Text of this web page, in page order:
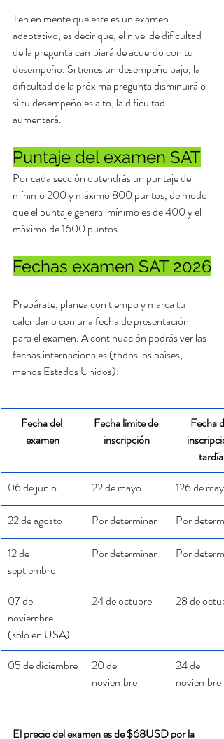
Ten en mente que este es un examen
adaptativo, es decir que, el nivel de dificultad
de la pregunta cambiará de acuerdo con tu
desempeño. Si tienes un desempeño bajo, la
dificultad de la próxima pregunta disminuirá o
si tu desempeño es alto, la dificultad
aumentará.
Puntaje del examen SAT
Por cada sección obtendrás un puntaje de
mínimo 200 y máximo 800 puntos, de modo
que el puntaje general mínimo es de 400 y el
máximo de 1600 puntos.
Fechas examen SAT 2026
Prepárate, planea con tiempo y marca tu
calendario con una fecha de presentación
para el examen. A continuación podrás ver las
fechas internacionales (todos los países,
menos Estados Unidos):
Fecha del
examen
Fecha limite de
inscripción
Fecha de
tardía
06 de junio
22 de mayo 126 de mayo
22 de agosto Por determinar Por
12 de
septiembre
Por determinar Por
07 de
noviembre
(solo en USA)
24 de octubre 28 de
05 de diciembre
20 de
noviembre
24 de
noviembre
El precio del examen es de $68USD por la